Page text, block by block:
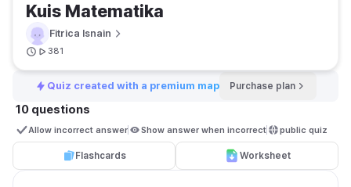
Kuis Matematika
Fitrica Isnain
381
Quiz created with a premium map Purchase plan
10 questions
Allow incorrect answer Show answer when incorrect public quiz
Flashcards Worksheet